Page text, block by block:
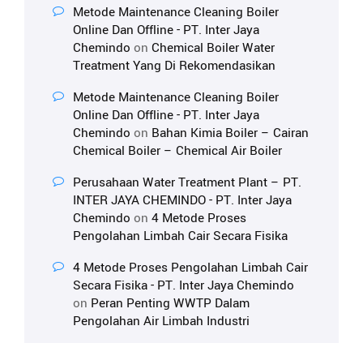
Metode Maintenance Cleaning Boiler
Online Dan Offline - PT. Inter Jaya
Chemindo on Chemical Boiler Water
Treatment Yang Di Rekomendasikan
Metode Maintenance Cleaning Boiler
Online Dan Offline - PT. Inter Jaya
Chemindo on Bahan Kimia Boiler – Cairan
Chemical Boiler – Chemical Air Boiler
Perusahaan Water Treatment Plant – PT.
INTER JAYA CHEMINDO - PT. Inter Jaya
Chemindo on 4 Metode Proses
Pengolahan Limbah Cair Secara Fisika
4 Metode Proses Pengolahan Limbah Cair
Secara Fisika - PT. Inter Jaya Chemindo
on Peran Penting WWTP Dalam
Pengolahan Air Limbah Industri